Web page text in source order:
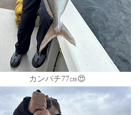
カンパチ77㎝😍